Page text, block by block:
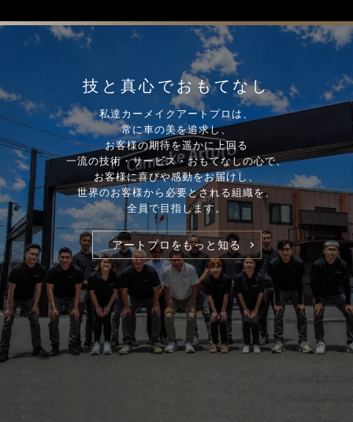
技と真心でおもてなし
私達カーメイクアートプロは、
常に車の美を追求し、
お客様の期待を遥かに上回る
一流の技術・サービス・おもてなしの心で、
お客様に喜びや感動をお届けし、
世界のお客様から必要とされる組織を、
全員で目指します。
アートプロをもっと知る